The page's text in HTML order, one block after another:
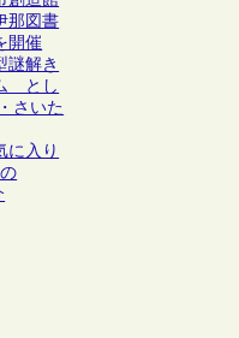
那図書
開催
謎解き
とし
さいた
に入り